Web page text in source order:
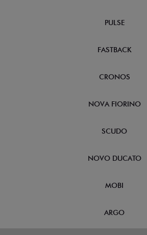
PULSE
FASTBACK
CRONOS
NOVA FIORINO
SCUDO
NOVO DUCATO
MOBI
ARGO